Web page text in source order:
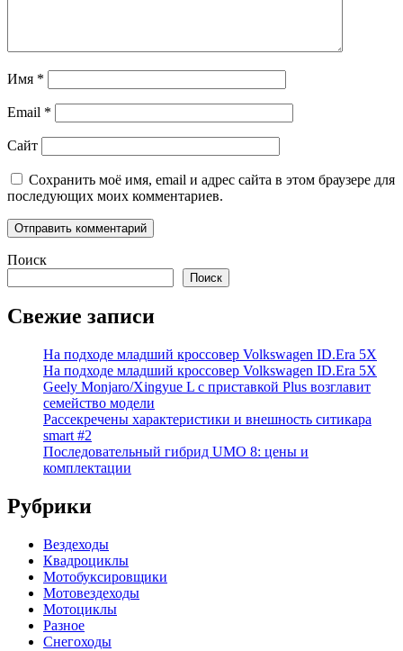
Имя *
Email *
Сайт
Сохранить моё имя, email и адрес сайта в этом браузере для
последующих моих комментариев.
Поиск
Поиск
Свежие записи
На подходе младший кроссовер Volkswagen ID.Era 5X
На подходе младший кроссовер Volkswagen ID.Era 5X
Geely Monjaro/Xingyue L с приставкой Plus возглавит
семейство модели
Рассекречены характеристики и внешность ситикара
smart #2
Последовательный гибрид UMO 8: цены и
комплектации
Рубрики
Вездеходы
Квадроциклы
Мотобуксировщики
Мотовездеходы
Мотоциклы
Разное
Снегоходы